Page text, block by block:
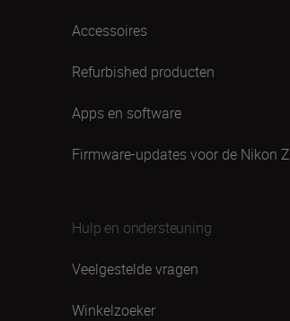
Accessoires
Refurbished producten
Apps en software
Firmware-updates voor de Nikon Z
Hulp en ondersteuning
Veelgestelde vragen
Winkelzoeker